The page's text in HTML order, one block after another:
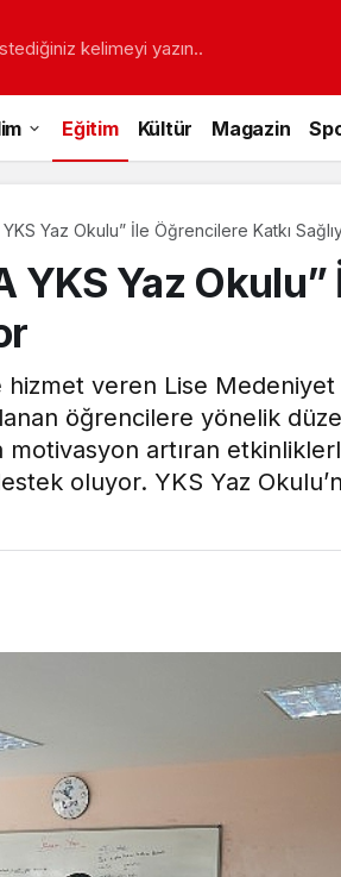
kelimeyi yazın..
Eğitim Kültür Magazin
Yaz Okulu” İle Öğrencilere Katkı
YKS Yaz Okulu”
hizmet veren Lise Medeniyet
öğrencilere yönelik
motivasyon artıran
oluyor. YKS Yaz
Maratonu